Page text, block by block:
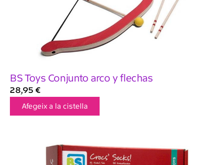
BS Toys Conjunto arco y flechas
28,95 €
Afegeix a la cistella